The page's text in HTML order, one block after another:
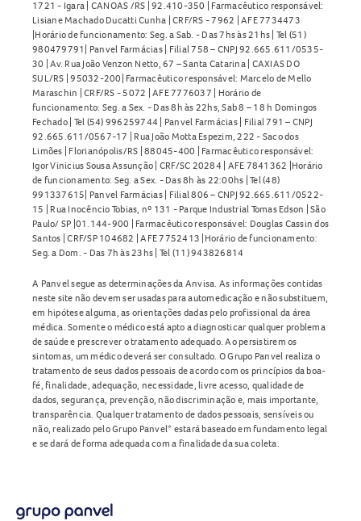
1721 - Igara | CANOAS /RS | 92.410-350 | Farmacêutico responsável:
Lisiane Machado Ducatti Cunha | CRF/RS - 7962 | AFE 7734473
|Horário de funcionamento: Seg. a Sab. - Das 7hs às 21hs | Tel (51)
980479791| Panvel Farmácias | Filial 758 – CNPJ 92.665.611/0535-
30 | Av. Rua João Venzon Netto, 67 – Santa Catarina | CAXIAS DO
SUL/RS | 95032-200| Farmacêutico responsável: Marcelo de Mello
Maraschin | CRF/RS - 5072 | AFE 7776037 | Horário de
funcionamento: Seg. a Sex. - Das 8h às 22hs, Sab 8 – 18 h Domingos
Fechado | Tel (54) 996259744 | Panvel Farmácias | Filial 791 – CNPJ
92.665.611/0567-17 | Rua João Motta Espezim, 222 - Saco dos
Limões | Florianópolis/RS | 88045-400 | Farmacêutico responsável:
Igor Vinicius Sousa Assunção | CRF/SC 20284 | AFE 7841362 |Horário
de funcionamento: Seg. a Sex. - Das 8h às 22:00hs | Tel (48)
991337615| Panvel Farmácias | Filial 806 – CNPJ 92.665.611/0522-
15 | Rua Inocêncio Tobias, nº 131 - Parque Industrial Tomas Edson | São
Paulo/ SP |01.144-900 | Farmacêutico responsável: Douglas Cassin dos
Santos | CRF/SP 104682 | AFE 7752413 |Horário de funcionamento:
Seg. a Dom. - Das 7h às 23hs | Tel (11) 943826814
A Panvel segue as determinações da Anvisa. As informações contidas
neste site não devem ser usadas para automedicação e não substituem,
em hipótese alguma, as orientações dadas pelo profissional da área
médica. Somente o médico está apto a diagnosticar qualquer problema
de saúde e prescrever o tratamento adequado. Ao persistirem os
sintomas, um médico deverá ser consultado. O Grupo Panvel realiza o
tratamento de seus dados pessoais de acordo com os princípios da boa-
fé, finalidade, adequação, necessidade, livre acesso, qualidade de
dados, segurança, prevenção, não discriminação e, mais importante,
transparência. Qualquer tratamento de dados pessoais, sensíveis ou
não, realizado pelo Grupo Panvel* estará baseado em fundamento legal
e se dará de forma adequada com a finalidade da sua coleta.